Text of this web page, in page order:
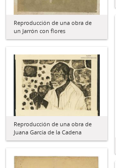
Reproducción de una obra de
un Jarrón con flores
Reproducción de una obra de
Juana García de la Cadena